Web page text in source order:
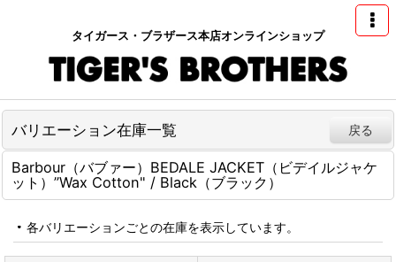
タイガース・ブラザース本店オンラインショップ
バリエーション在庫一覧 戻る
Barbour（バブァー）BEDALE JACKET（ビデイルジャケ
ット）”Wax Cotton" / Black（ブラック）
各バリエーションごとの在庫を表示しています。